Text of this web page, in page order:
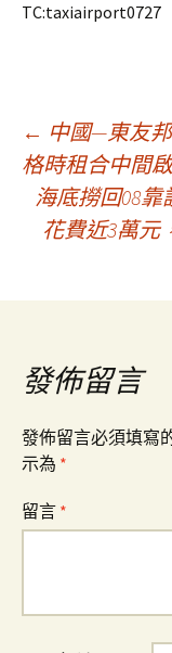
TC:taxiairport0727
文
章
導
覽
← 中國—東友
格時租合中間
海底撈回08靠
花費近3萬元
發佈留言
發佈留言必須填寫
示為 *
留言 *